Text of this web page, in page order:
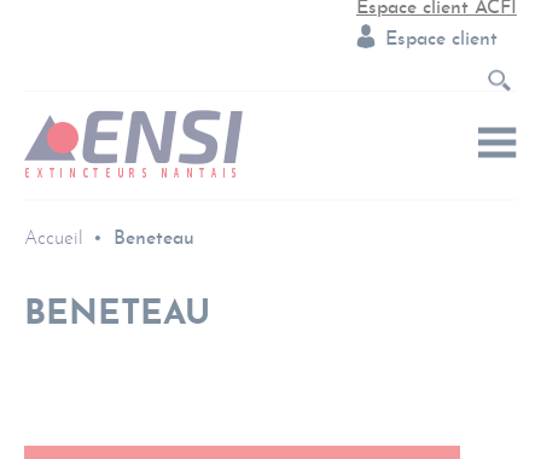
Espace client ACFI
Espace client
Accueil Beneteau
BENETEAU